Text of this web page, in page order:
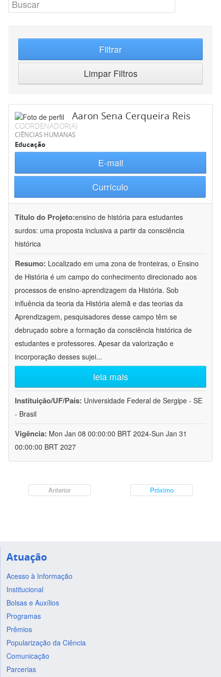
Filtrar
Limpar Filtros
Aaron Sena Cerqueira Reis
COORDENADOR(A)
CIÊNCIAS HUMANAS
Educação
E-mail
Currículo
Título do Projeto:ensino de história para estudantes
surdos: uma proposta inclusiva a partir da consciência
histórica
Resumo: Localizado em uma zona de fronteiras, o Ensino
de História é um campo do conhecimento direcionado aos
processos de ensino-aprendizagem da História. Sob
influência da teoria da História alemã e das teorias da
Aprendizagem, pesquisadores desse campo têm se
debruçado sobre a formação da consciência histórica de
estudantes e professores. Apesar da valorização e
incorporação desses sujei...
leia mais
Instituição/UF/País: Universidade Federal de Sergipe - SE
- Brasil
Vigência: Mon Jan 08 00:00:00 BRT 2024-Sun Jan 31
00:00:00 BRT 2027
Anterior Próximo
Atuação
Acesso à Informação
Institucional
Bolsas e Auxílios
Programas
Prêmios
Popularização da Ciência
Comunicação
Parcerias